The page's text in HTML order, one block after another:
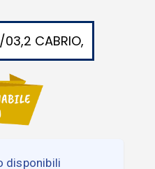
03,2 CABRIO,
disponibili